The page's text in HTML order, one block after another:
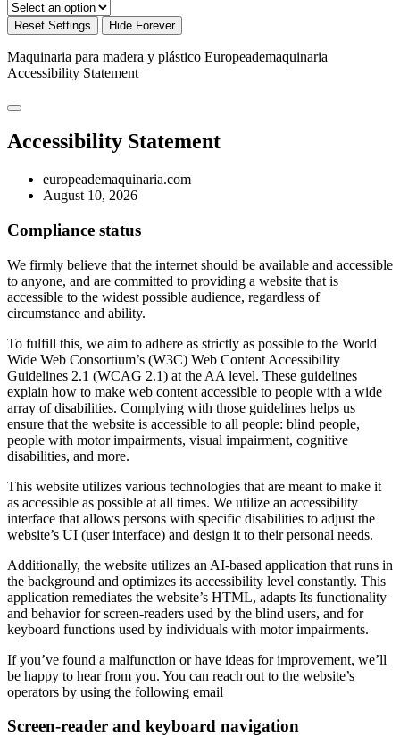
Reset Settings Hide Forever
Maquinaria para madera y plástico Europeademaquinaria
Accessibility Statement
Accessibility Statement
europeademaquinaria.com
August 10, 2026
Compliance status
We firmly believe that the internet should be available and accessible
to anyone, and are committed to providing a website that is
accessible to the widest possible audience, regardless of
circumstance and ability.
To fulfill this, we aim to adhere as strictly as possible to the World
Wide Web Consortium’s (W3C) Web Content Accessibility
Guidelines 2.1 (WCAG 2.1) at the AA level. These guidelines
explain how to make web content accessible to people with a wide
array of disabilities. Complying with those guidelines helps us
ensure that the website is accessible to all people: blind people,
people with motor impairments, visual impairment, cognitive
disabilities, and more.
This website utilizes various technologies that are meant to make it
as accessible as possible at all times. We utilize an accessibility
interface that allows persons with specific disabilities to adjust the
website’s UI (user interface) and design it to their personal needs.
Additionally, the website utilizes an AI-based application that runs in
the background and optimizes its accessibility level constantly. This
application remediates the website’s HTML, adapts Its functionality
and behavior for screen-readers used by the blind users, and for
keyboard functions used by individuals with motor impairments.
If you’ve found a malfunction or have ideas for improvement, we’ll
be happy to hear from you. You can reach out to the website’s
operators by using the following email
Screen-reader and keyboard navigation